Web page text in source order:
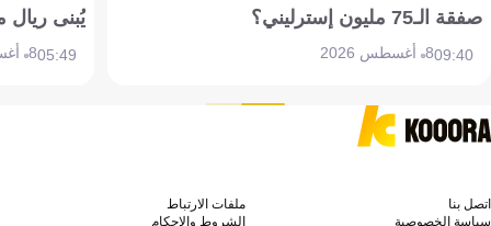
صفقة الـ75 مليون إسترليني؟
09:408 أغسطس 2026
يُبنى ريال
05:498 أغسطس 2026
اتصل بنا
ملفات الارتباط
سياسة الخصوصية
الشروط والاحكام